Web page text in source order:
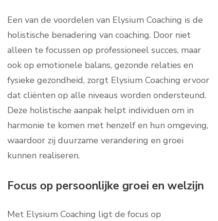
Een van de voordelen van Elysium Coaching is de
holistische benadering van coaching. Door niet
alleen te focussen op professioneel succes, maar
ook op emotionele balans, gezonde relaties en
fysieke gezondheid, zorgt Elysium Coaching ervoor
dat cliënten op alle niveaus worden ondersteund.
Deze holistische aanpak helpt individuen om in
harmonie te komen met henzelf en hun omgeving,
waardoor zij duurzame verandering en groei
kunnen realiseren.
Focus op persoonlijke groei en welzijn
Met Elysium Coaching ligt de focus op